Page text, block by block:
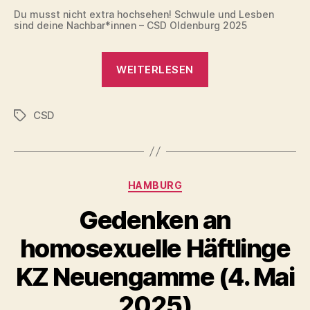
Du musst nicht extra hochsehen! Schwule und Lesben
sind deine Nachbar*innen – CSD Oldenburg 2025
WEITERLESEN
Schlagwörter
CSD
Kategorien
HAMBURG
Gedenken an
homosexuelle Häftlinge
KZ Neuengamme (4. Mai